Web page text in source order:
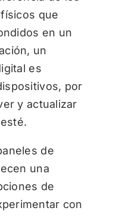
que
en un
un
es
por
y actualizar
de
una
de
con